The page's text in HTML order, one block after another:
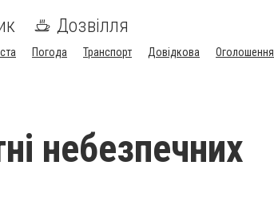
Дозвілля
Погода Транспорт Довідкова Оголошення
небезпечних